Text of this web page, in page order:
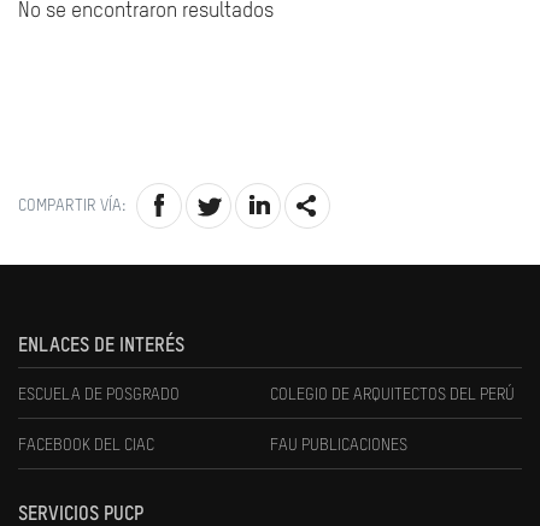
No se encontraron resultados
COMPARTIR VÍA:
ENLACES DE INTERÉS
ESCUELA DE POSGRADO COLEGIO DE ARQUITECTOS DEL PERÚ
FACEBOOK DEL CIAC FAU PUBLICACIONES
SERVICIOS PUCP